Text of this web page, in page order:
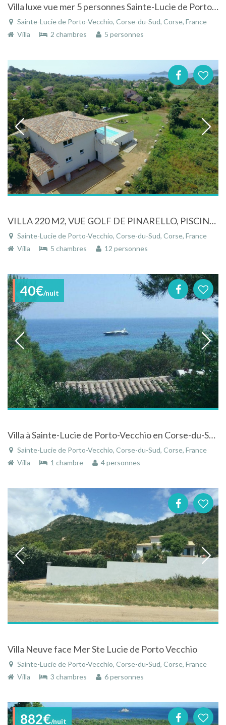
Villa luxe vue mer 5 personnes Sainte-Lucie de Porto-Vecchio
Sainte-Lucie de Porto-Vecchio, Corse-du-Sud, Corse, France
Villa
2 chambres 5 personnes
VILLA 220 M2, VUE GOLF DE PINARELLO, PISCINE, À 500M DE LA PLAGE
Sainte-Lucie de Porto-Vecchio, Corse-du-Sud, Corse, France
Villa
5 chambres 12 personnes
40€/nuit
Villa à Sainte-Lucie de Porto-Vecchio en Corse-du-Sud à 5 minutes à pieds de la plage
Sainte-Lucie de Porto-Vecchio, Corse-du-Sud, Corse, France
Villa
1 chambre 4 personnes
Villa Neuve face Mer Ste Lucie de Porto Vecchio
Sainte-Lucie de Porto-Vecchio, Corse-du-Sud, Corse, France
Villa
3 chambres 6 personnes
882€/nuit